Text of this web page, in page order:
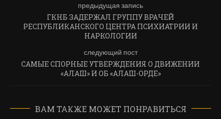
предыдущая запись
ГКНБ ЗАДЕРЖАЛ ГРУППУ ВРАЧЕЙ
РЕСПУБЛИКАНСКОГО ЦЕНТРА ПСИХИАТРИИ И
НАРКОЛОГИИ
следующий пост
САМЫЕ СПОРНЫЕ УТВЕРЖДЕНИЯ О ДВИЖЕНИИ
«АЛАШ» И ОБ «АЛАШ-ОРДЕ»
ВАМ ТАКЖЕ МОЖЕТ ПОНРАВИТЬСЯ